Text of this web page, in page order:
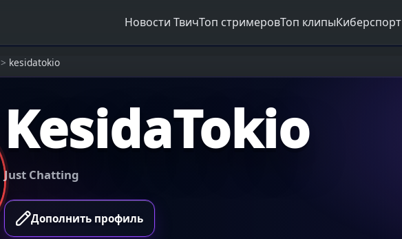
Новости ТвичТоп стримеровТоп клипыКиберспорт
> kesidatokio
KesidaTokio
Just Chatting
Дополнить профиль